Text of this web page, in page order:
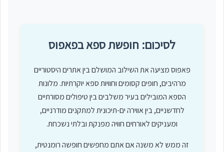
לסיכום: חופשת ספא בפאפוס
פאפוס מציעה את השילוב המושלם בין אתרים היסטוריים
מרהיבים, חופים קסומים וחוויות ספא יוקרתיות. מלונות
הספא המובילים בעיר משלבים בין טיפולים מסורתיים
לחדשניים, בין אווירה ים-תיכונית למתקנים מודרניים,
ומעניקים לאורחים חוויה מפנקת ובלתי נשכחת.
זה ממש לא משנה אם אתם מחפשים חופשה רומנטית,